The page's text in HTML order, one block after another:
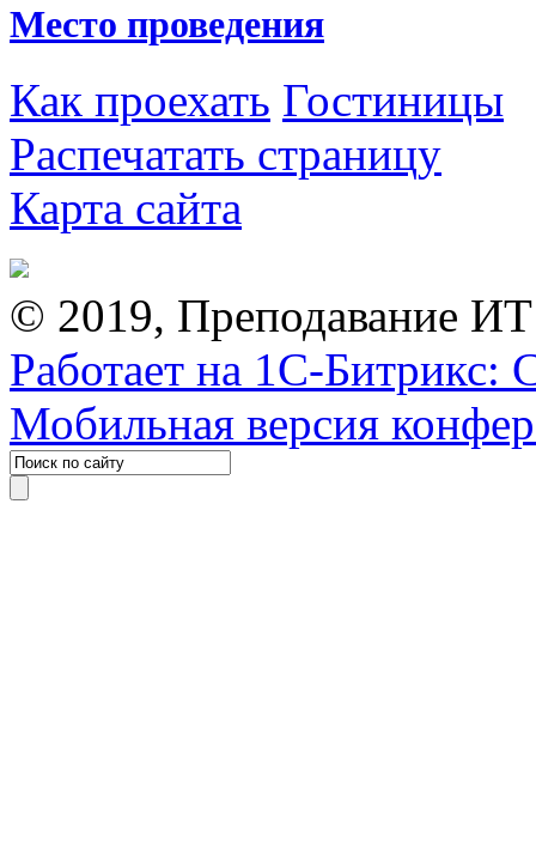
Место проведения
Как проехать Гостиницы
Распечатать страницу
Карта сайта
© 2019, Преподавание
Работает на 1С-Битрикс:
Мобильная версия